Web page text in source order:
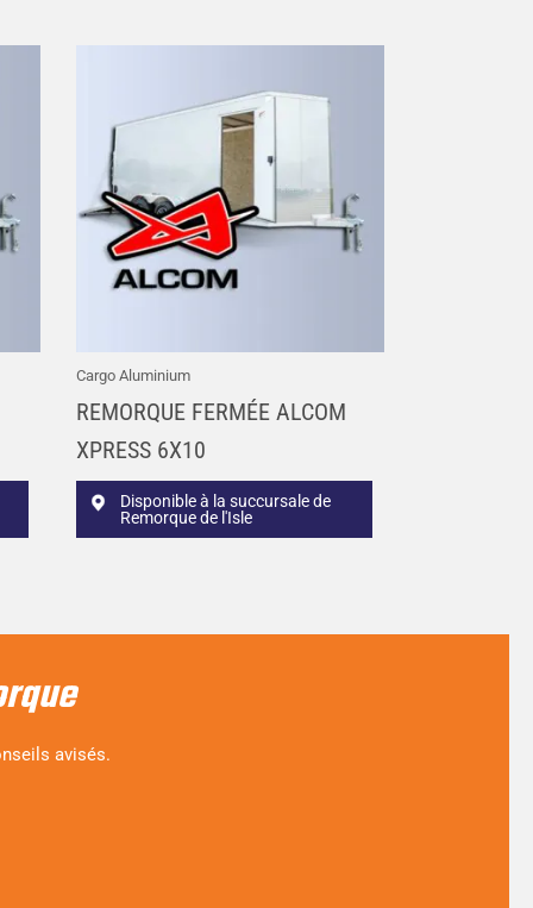
Cargo Aluminium
REMORQUE FERMÉE ALCOM
XPRESS 6X10
Disponible à la succursale de
Remorque de l'Isle
avisés.